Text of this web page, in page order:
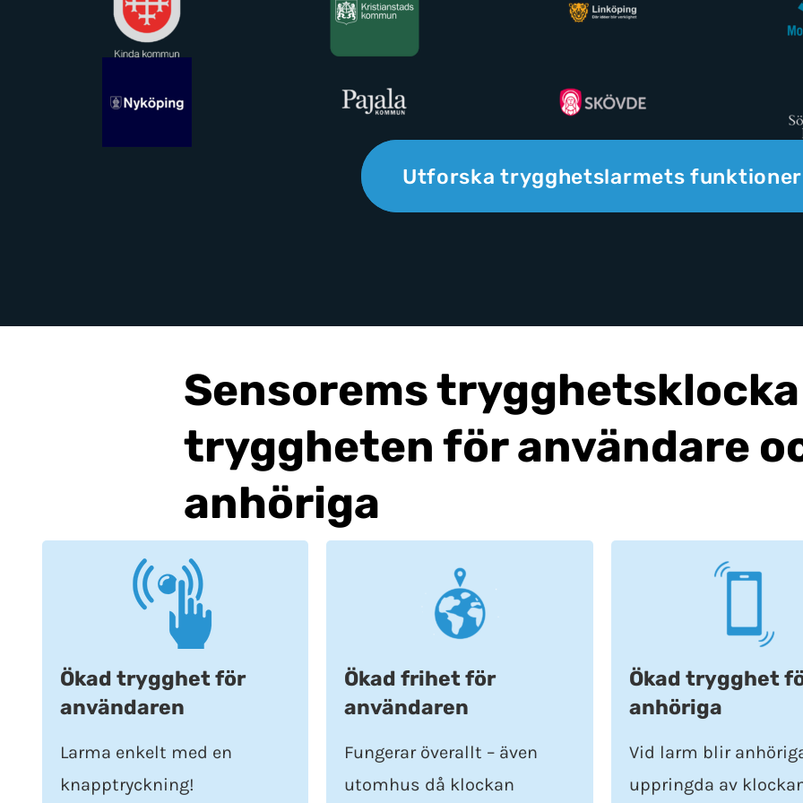
Utforska trygghetslarmets funktioner
Sensorems
tryggheten för användare
anhöriga
Ökad trygghet för
användaren
Larma enkelt med en
knapptryckning!
Ökad frihet för
användaren
Fungerar överallt – även
utomhus då klockan
Ökad trygghet
anhöriga
Vid larm blir
uppringda av